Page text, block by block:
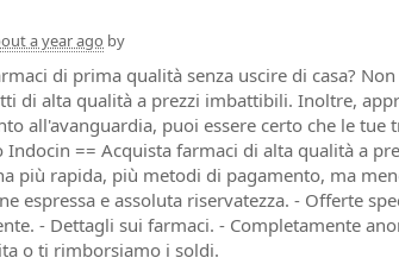
a year ago by
di prima qualità senza uscire di casa?
di alta qualità a prezzi imbattibili. Inoltre,
all'avanguardia, puoi essere certo che le
Indocin == Acquista farmaci di alta qualità a
più rapida, più metodi di pagamento, ma
espressa e assoluta riservatezza. - Offerte
- Dettagli sui farmaci. - Completamente
o ti rimborsiamo i soldi.